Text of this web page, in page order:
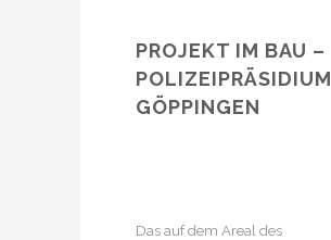
PROJEKT IM BAU –
POLIZEIPRÄSIDIUM
GÖPPINGEN
Das auf dem Areal des